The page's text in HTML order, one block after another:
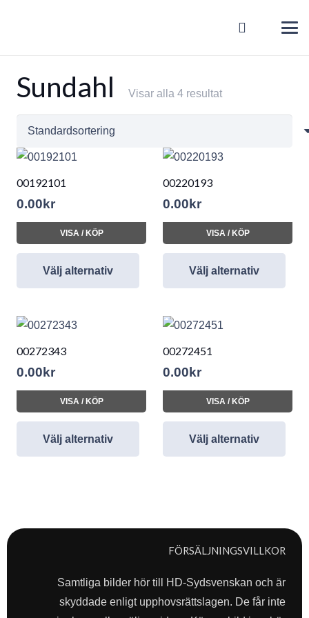
Sundahl Visar alla 4 resultat
00192101
0.00 kr
VISA / KÖP
Välj alternativ
00220193
0.00 kr
VISA / KÖP
Välj alternativ
00272343
0.00 kr
VISA / KÖP
Välj alternativ
00272451
0.00 kr
VISA / KÖP
Välj alternativ
FÖRSÄLJNINGSVILLKOR
Samtliga bilder hör till HD-Sydsvenskan och är
skyddade enligt upphovsrättslagen. De får inte